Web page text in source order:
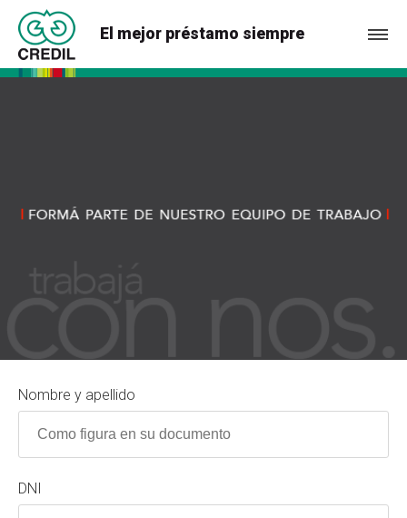
El mejor préstamo siempre
Nombre y apellido
DNI